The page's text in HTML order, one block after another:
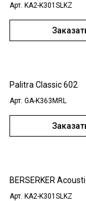
Арт. KA2-K301SLKZ
Palitra Classic 602
Арт. GA-K363MRL
BERSERKER
Арт. KA2-K301SLKZ